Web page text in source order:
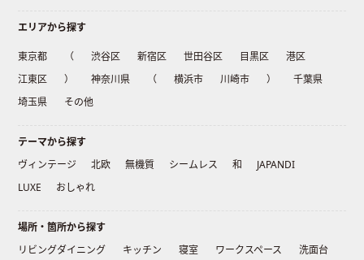
エリアから探す
東京都 （ 渋谷区 新宿区 世田谷区 目黒区
港区
江東区
） 神奈川県 （ 横浜市 川崎市 ）
千葉県
埼玉県
その他
テーマから探す
ヴィンテージ
北欧 無機質 シームレス 和
JAPANDI
LUXE
おしゃれ
場所・箇所から探す
リビングダイニング
キッチン 寝室 ワークスペース
洗面台